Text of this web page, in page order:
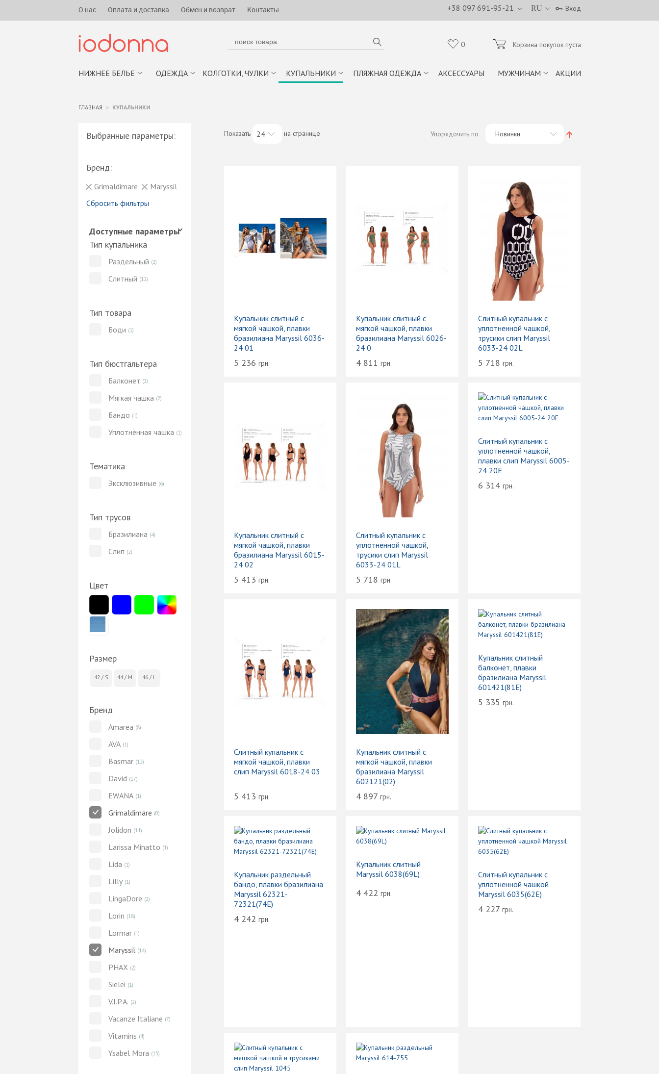
О нас Оплата и доставка Обмен и возврат Контакты RU
+38 097 691-95-21 Вход
0 Корзина покупок пуста
НИЖНЕЕ БЕЛЬЕ ОДЕЖДА КОЛГОТКИ, ЧУЛКИ КУПАЛЬНИКИ ПЛЯЖНАЯ ОДЕЖДА АКСЕССУАРЫ МУЖЧИНАМ АКЦИИ
ГЛАВНАЯ КУПАЛЬНИКИ
Показать 24 на странице Упорядочить по Новинки
Купальник слитный с
мягкой чашкой, плавки
бразилиана Maryssil 6036-
24 01
5 236 грн.
Купальник слитный с
мягкой чашкой, плавки
бразилиана Maryssil 6026-
24 0
4 811 грн.
Слитный купальник с
уплотненной чашкой,
трусики слип Maryssil
6033-24 02L
5 718грн.
Купальник слитный с
мягкой чашкой, плавки
бразилиана Maryssil 6015-
24 02
5 413 грн.
Слитный купальник с
уплотненной чашкой,
трусики слип Maryssil
6033-24 01L
5 718 грн.
Слитный купальник с
уплотненной чашкой,
плавки слип Maryssil 6005-
24 20E
6 314грн.
Слитный купальник с
мягкой чашкой, плавки
слип Maryssil 6018-24 03
5 413 грн.
Купальник слитный с
мягкой чашкой, плавки
бразилиана Maryssil
602121(02)
4 897 грн.
Купальник слитный
балконет, плавки
бразилиана Maryssil
601421(81E)
5 335грн.
Купальник раздельный
бандо, плавки бразилиана
Maryssil 62321-
72321(74E)
4 242 грн.
Купальник слитный
Maryssil 6038(69L)
4 422 грн.
Слитный купальник с
уплотненной чашкой
Maryssil 6035(62Е)
4 227грн.
Выбранные параметры:
Бренд:
Grimaldimare
Maryssil
Сбросить фильтры
Доступные параметры
Тип купальника
Раздельный (2)
Слитный (12)
Тип товара
Боди (1)
Тип бюстгальтера
Балконет (2)
Мягкая чашка (2)
Бандо (1)
Уплотнённая чашка (1)
Тематика
Эксклюзивные (6)
Тип трусов
Бразилиана (4)
Слип (2)
Цвет
Размер
42 / S 44 / M 46 / L
Бренд
Amarea (8)
AVA (1)
Basmar (12)
David (17)
EWANA (1)
Grimaldimare (0)
Jolidon (11)
Larissa Minatto (1)
Lida (1)
Lilly (1)
LingaDore (2)
Lorin (18)
Lormar (1)
Maryssil (14)
PHAX (2)
Sielei (1)
V.I.P.A. (2)
Vacanze Italiane (7)
Vitamins (4)
Ysabel Mora (13)